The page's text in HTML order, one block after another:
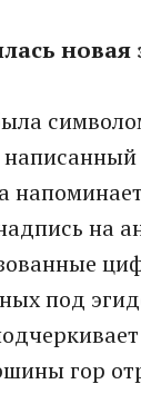
новая
на
под
гор